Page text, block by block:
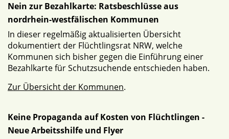
Nein zur Bezahlkarte: Ratsbeschlüsse aus
nordrhein-westfälischen Kommunen
In dieser regelmäßig aktualisierten Übersicht
dokumentiert der Flüchtlingsrat NRW, welche
Kommunen sich bisher gegen die Einführung einer
Bezahlkarte für Schutzsuchende entschieden haben.
Zur Übersicht der Kommunen.
Keine Propaganda auf Kosten von Flüchtlingen -
Neue Arbeitsshilfe und Flyer